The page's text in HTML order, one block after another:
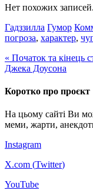
Нет похожих записей.
Гадззилла Гумор
погроза, характер,
« Початок та кінець
Джека Доусона
Коротко про проєкт
На цьому сайті Ви
меми, жарти,
Instagram
X.com (Twitter)
YouTube